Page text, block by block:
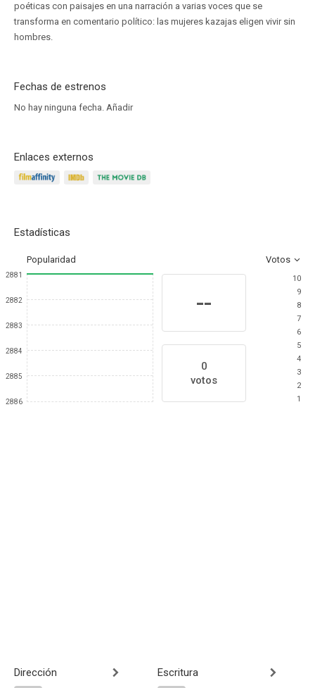
poéticas con paisajes en una narración a varias voces que se
transforma en comentario político: las mujeres kazajas eligen vivir sin
hombres.
Fechas de estrenos
No hay ninguna fecha. Añadir
Enlaces externos
Estadísticas
Popularidad Votos
2881
2882
2883
2884
2885
2886
--
0
votos
10
9
8
7
6
5
4
3
2
1
Dirección
Escritura